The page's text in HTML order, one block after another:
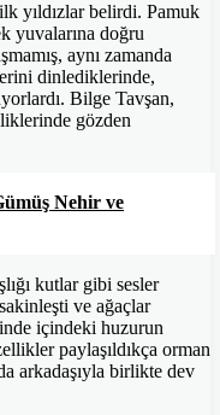
yıldızlar belirdi. Pamuk
yuvalarına doğru
aynı zamanda
dinlediklerinde,
Bilge Tavşan,
gözden
Nehir ve
kutlar gibi sesler
ve ağaçlar
içindeki huzurun
paylaşıldıkça orman
arkadaşıyla birlikte dev